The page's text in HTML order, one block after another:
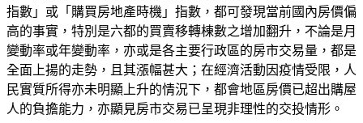
指數」或「購買房地產時機」指數，都可發現當前國內房價偏
高的事實，特別是六都的買賣移轉棟數之增加翻升，不論是月
變動率或年變動率，亦或是各主要行政區的房市交易量，都是
全面上揚的走勢，且其漲幅甚大；在經濟活動因疫情受限，人
民實質所得亦未明顯上升的情況下，都會地區房價已超出購屋
人的負擔能力，亦顯見房市交易已呈現非理性的交投情形。